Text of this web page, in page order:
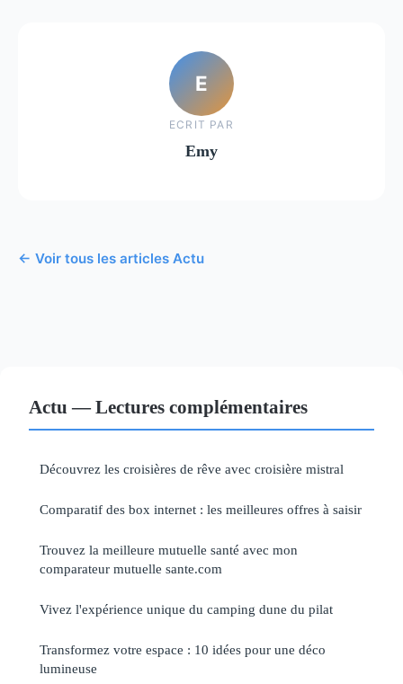
E
ECRIT PAR
Emy
← Voir tous les articles Actu
Actu — Lectures complémentaires
Découvrez les croisières de rêve avec croisière mistral
Comparatif des box internet : les meilleures offres à saisir
Trouvez la meilleure mutuelle santé avec mon
comparateur mutuelle sante.com
Vivez l'expérience unique du camping dune du pilat
Transformez votre espace : 10 idées pour une déco
lumineuse